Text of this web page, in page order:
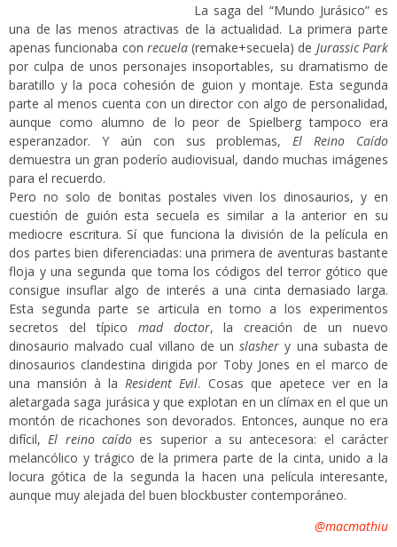
La saga del “Mundo Jurásico” es
una de las menos atractivas de la actualidad. La primera parte
apenas funcionaba con recuela(remake+secuela) de Jurassic Park
por culpa de unos personajes insoportables, su dramatismo de
baratillo y la poca cohesión de guion y montaje. Esta segunda
parte al menos cuenta con un director con algo de personalidad,
aunque como alumno de lo peor de Spielberg tampoco era
esperanzador. Y aún con sus problemas,El Reino Caído
demuestra un gran poderío audiovisual, dando muchas imágenes
para el recuerdo.
Pero no solo de bonitas postales viven los dinosaurios, y en
cuestión de guión esta secuela es similar a la anterior en su
mediocre escritura. Sí que funciona la división de la película en
dos partes bien diferenciadas: una primera de aventuras bastante
floja y una segunda que toma los códigos del terror gótico que
consigue insuflar algo de interés a una cinta demasiado larga.
Esta segunda parte se articula en torno a los experimentos
secretos del típico mad doctor, la creación de un nuevo
dinosaurio malvado cual villano de unslasher y una subasta de
dinosaurios clandestina dirigida por Toby Jones en el marco de
una mansión à laResident Evil. Cosas que apetece ver en la
aletargada saga jurásica y que explotan en un clímax en el que un
montón de ricachones son devorados. Entonces, aunque no era
difícil,El reino caídoes superior a su antecesora: el carácter
melancólico y trágico de la primera parte de la cinta, unido a la
locura gótica de la segunda la hacen una película interesante,
aunque muy alejada del buen blockbuster contemporáneo.
@macmathiu